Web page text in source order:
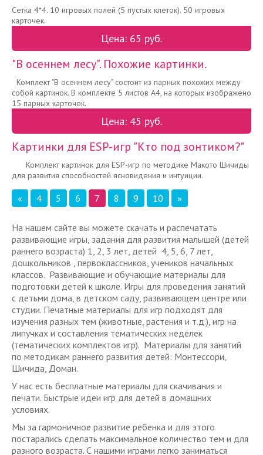
Сетка 4*4. 10 игровых полей (5 пустых клеток). 50 игровых
карточек.
Цена: 65 руб.
"В осеннем лесу". Похожие картинки.
Комплект "В осеннем лесу" состоит из парных похожих между
собой картинок. В комплекте 5 листов А4, на которых изображено
15 парных карточек.
Цена: 45 руб.
Картинки для ESP-игр "Кто под зонтиком?"
Комплект картинок для ESP-игр по методике Макото Шичиды
для развития способностей ясновидения и интуиции.
« 4 5 6 7 8 9 10 »
На нашем сайте вы можете скачать и распечатать
развивающие игры, задания для развития малышей (детей
раннего возраста) 1, 2, 3 лет, детей 4, 5, 6, 7 лет,
дошкольников , первоклассников, учеников начальных
классов. Развивающие и обучающие материалы для
подготовки детей к школе. Игры для проведения занятий
с детьми дома, в детском саду, развивающем центре или
студии. Печатные материалы для игр подходят для
изучения разных тем (животные, растения и т.д.), игр на
липучках и составления тематических неделек
(тематических комплектов игр). Материалы для занятий
по методикам раннего развития детей: Монтессори,
Шичида, Доман.
У нас есть бесплатные материалы для скачивания и
печати. Быстрые идеи игр для детей в домашних
условиях.
Мы за гармоничное развитие ребенка и для этого
постарались сделать максимальное количество тем и для
разного возраста. С нашими играми легко заниматься